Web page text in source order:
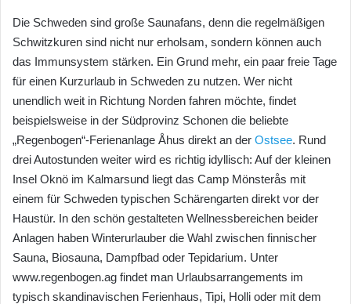
Die Schweden sind große Saunafans, denn die regelmäßigen
Schwitzkuren sind nicht nur erholsam, sondern können auch
das Immunsystem stärken. Ein Grund mehr, ein paar freie Tage
für einen Kurzurlaub in Schweden zu nutzen. Wer nicht
unendlich weit in Richtung Norden fahren möchte, findet
beispielsweise in der Südprovinz Schonen die beliebte
„Regenbogen“-Ferienanlage Åhus direkt an der Ostsee. Rund
drei Autostunden weiter wird es richtig idyllisch: Auf der kleinen
Insel Oknö im Kalmarsund liegt das Camp Mönsterås mit
einem für Schweden typischen Schärengarten direkt vor der
Haustür. In den schön gestalteten Wellnessbereichen beider
Anlagen haben Winterurlauber die Wahl zwischen finnischer
Sauna, Biosauna, Dampfbad oder Tepidarium. Unter
www.regenbogen.ag findet man Urlaubsarrangements im
typisch skandinavischen Ferienhaus, Tipi, Holli oder mit dem